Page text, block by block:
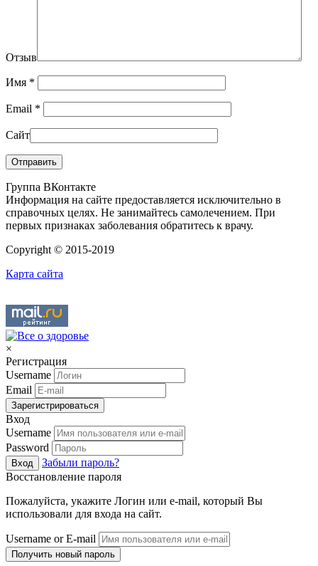
Отзыв
Имя *
Email *
Сайт
Группа ВКонтакте
Информация на сайте предоставляется исключительно в
справочных целях. Не занимайтесь самолечением. При
первых признаках заболевания обратитесь к врачу.
Copyright © 2015-2019
Карта сайта
×
Регистрация
Username
Email
Зарегистрироваться
Вход
Username
Password
Вход
Забыли пароль?
Восстановление пароля
Пожалуйста, укажите Логин или e-mail, который Вы
использовали для входа на сайт.
Username or E-mail
Получить новый пароль